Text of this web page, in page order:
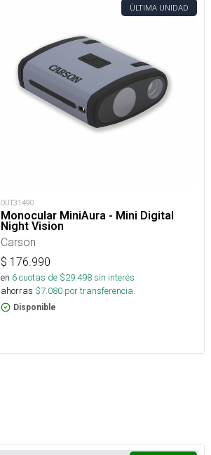
ÚLTIMA UNIDAD
OUT31490
Monocular MiniAura - Mini Digital
Night Vision
Carson
$ 176.990
en 6cuotas de $29.498sin interés
ahorras $7.080 por transferencia.
Disponible